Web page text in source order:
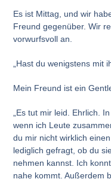
Es ist Mittag, und wir
Freund gegenüber. Wir
vorwurfsvoll an.
„Hast du wenigstens mit
Mein Freund ist ein
„Es tut mir leid. Ehrlich.
wenn ich Leute
du mir nicht wirklich
lediglich gefragt, ob du
nehmen kannst. Ich
nahe kommt. Außerdem